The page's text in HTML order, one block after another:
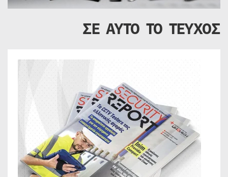
ΣΕ ΑΥΤΟ ΤΟ ΤΕΥΧΟΣ